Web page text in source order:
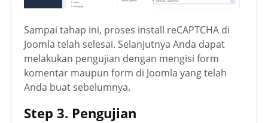
Sampai tahap ini, proses install reCAPTCHA di
Joomla telah selesai. Selanjutnya Anda dapat
melakukan pengujian dengan mengisi form
komentar maupun form di Joomla yang telah
Anda buat sebelumnya.
Step 3. Pengujian